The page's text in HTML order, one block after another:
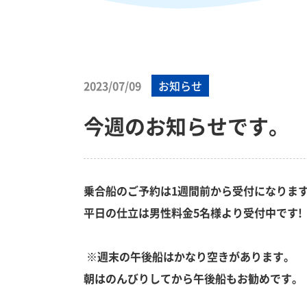
2023/07/09 お知らせ
今週のお知らせです。
乗合船のご予約は1週間前から受付になりま
平日の仕立は男性料金5名様より受付中で
※週末の午後船はかなり空きがあります。
朝はのんびりしてから午後船もお勧めです。